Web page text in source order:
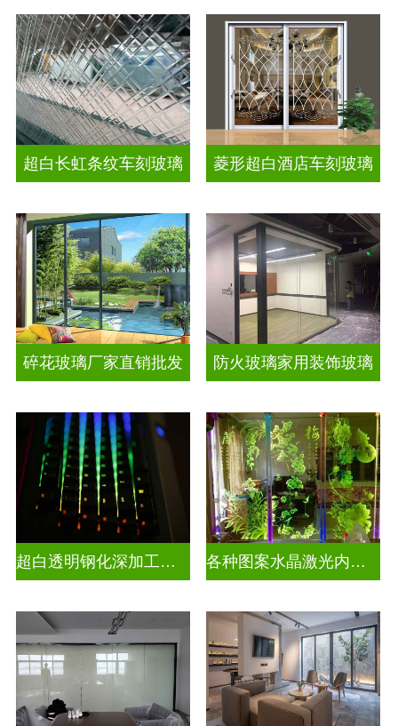
超白长虹条纹车刻玻璃 菱形超白酒店车刻玻璃
碎花玻璃厂家直销批发 防火玻璃家用装饰玻璃
超白透明钢化深加工激光内雕屏风 各种图案水晶激光内雕发光艺术玻璃